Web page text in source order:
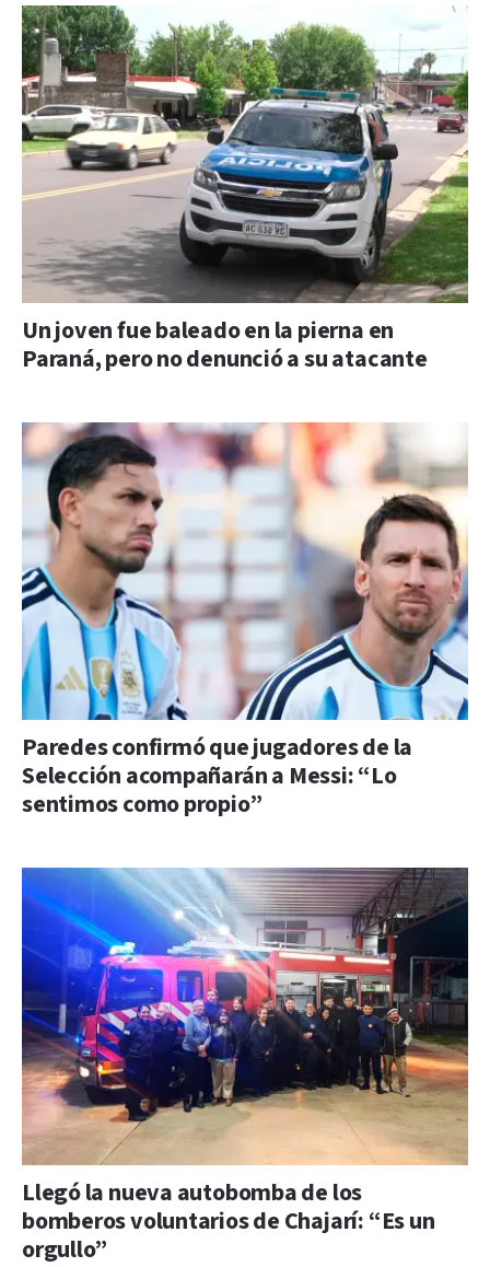
Un joven fue baleado en la pierna en
Paraná, pero no denunció a su atacante
Paredes confirmó que jugadores de la
Selección acompañarán a Messi: “Lo
sentimos como propio”
Llegó la nueva autobomba de los
bomberos voluntarios de Chajarí: “Es un
orgullo”